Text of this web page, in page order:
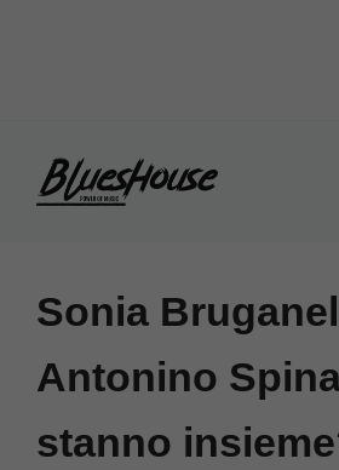
Sonia
Antonino
stanno